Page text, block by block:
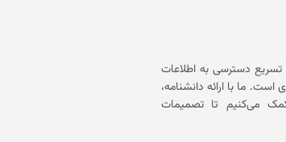
دسترسی به اطلاعات
ما با ارائه دانشنامه،
می‌کنیم تا تصمیمات